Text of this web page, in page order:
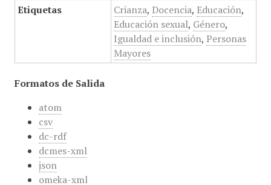
Etiquetas Crianza, Docencia, Educación,
Educación sexual, Género,
Igualdad e inclusión, Personas
Mayores
Formatos de Salida
atom
csv
dc-rdf
dcmes-xml
json
omeka-xml